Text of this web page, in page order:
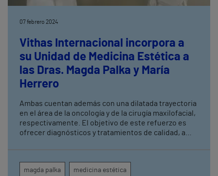
07 febrero 2024
Vithas Internacional incorpora a
su Unidad de Medicina Estética a
las Dras. Magda Palka y María
Herrero
Ambas cuentan además con una dilatada trayectoria
en el área de la oncología y de la cirugía maxilofacial,
respectivamente. El objetivo de este refuerzo es
ofrecer diagnósticos y tratamientos de calidad, a
magda palka medicina estética